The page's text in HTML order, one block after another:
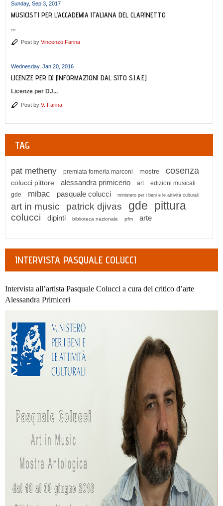
Sunday, Sep 3, 2017
MUSICISTI PER L'ACCADEMIA ITALIANA DEL CLARINETTO
...
Post by Vincenzo Farina
Wednesday, Jan 20, 2016
LICENZE PER DJ (INFORMAZIONI DAL SITO S.I.A.E.)
Licenze per DJ...
Post by V. Farina
TAG
pat metheny premiata forneria marconi mostre cosenza
colucci pittore alessandra primicerio art
edizioni musicali
gde
mibac pasquale colucci ministero per i beni e le attività culturali
art in music patrick djivas gde pittura
colucci dipinti biblioteca nazionale pfm arte
INTERVISTA PASQUALE COLUCCI
Intervista all’artista Pasquale Colucci a cura del critico d’arte
Alessandra Primiceri